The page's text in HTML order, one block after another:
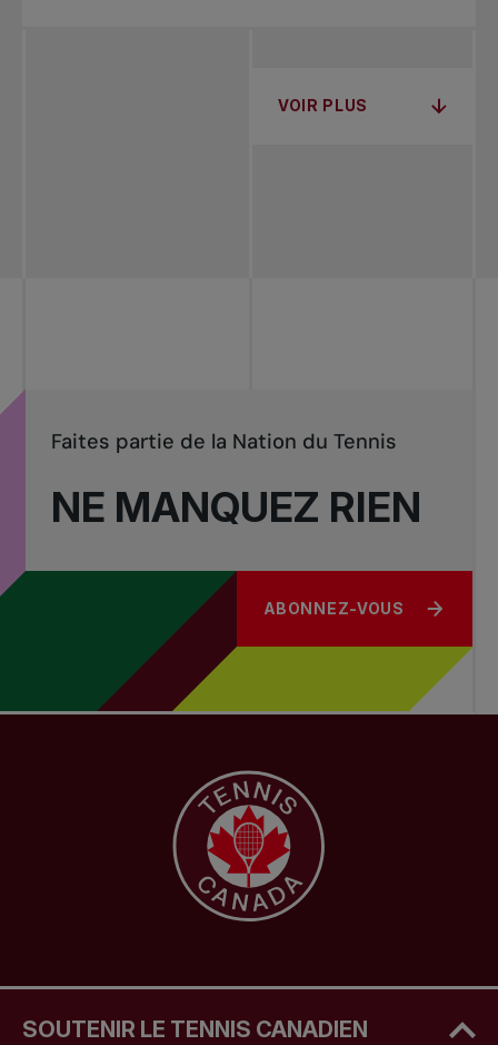
VOIR PLUS
NE MANQUEZ RIEN
Faites partie de la Nation du Tennis
ABONNEZ-VOUS
SOUTENIR LE TENNIS CANADIEN